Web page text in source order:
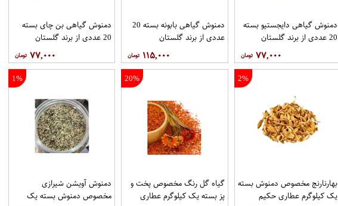
دمنوش گیاهی دایجستیو بسته
20 عددی از برند گلستان
۷۷,۰۰۰
دمنوش گیاهی بابونه بسته 20
عددی از برند گلستان
۱۱۵,۰۰۰
دمنوش گیاهی بن چای بسته
20 عددی از برند گلستان
۷۷,۰۰۰
2%
بهارنارنج مخصوص دمنوش بسته
یک کیلوگرم عطاری حکیم
20%
گیاه گل رنگ مخصوص پخت و
پز بسته یک کیلوگرم عطاری
1%
دمنوش آویشن شیرازی
مخصوص دمنوش بسته یک